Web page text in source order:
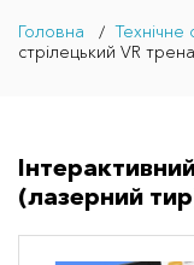
Головна
стрілецький VR
(лазерний